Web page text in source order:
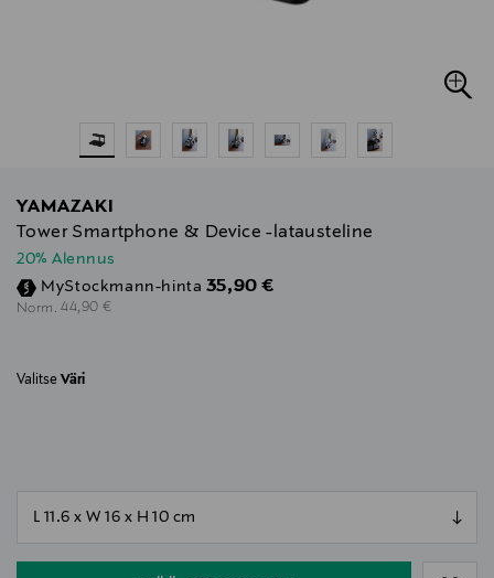
YAMAZAKI
Tower Smartphone & Device -latausteline
20% Alennus
MyStockmann-hinta Discounted Price
35,90 €
Norm. Original Price
44,90 €
Valitse Väri
null